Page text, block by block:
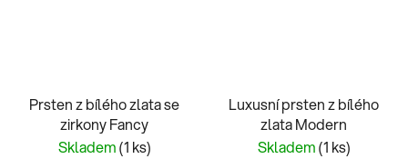
Prsten z bílého zlata se
zirkony Fancy
Skladem(1 ks)
Luxusní prsten z bílého
zlata Modern
Skladem(1 ks)